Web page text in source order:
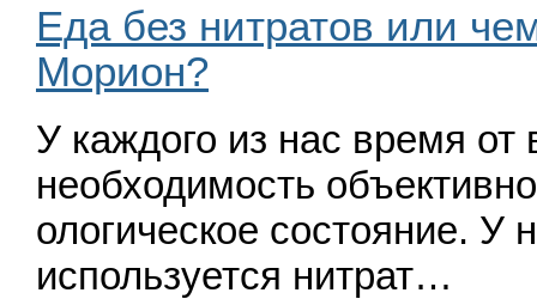
Еда без нитратов или
Морион?
У каждого из нас вре­мя от
необходимость
ологическое состояние.
используется нитрат…